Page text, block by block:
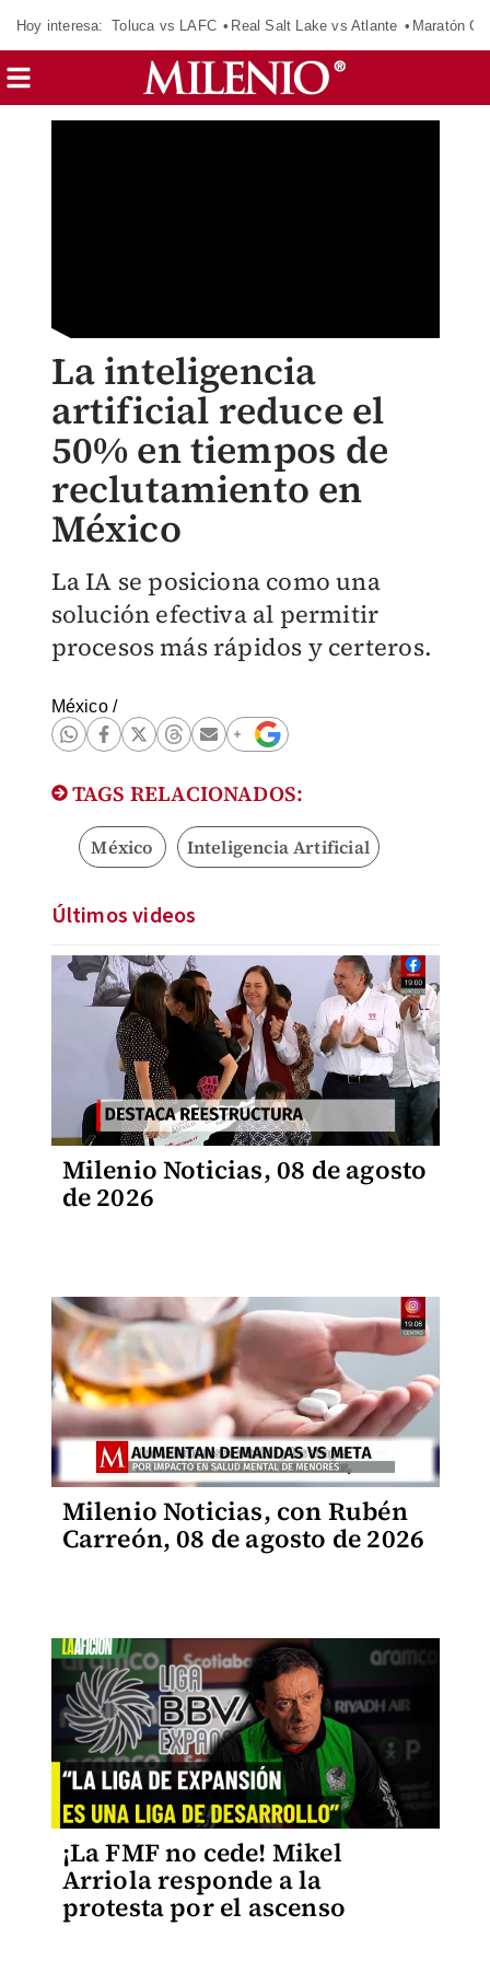
Hoy interesa: Toluca vs LAFC Real Salt Lake vs Atlante Maratón
La inteligencia
artificial reduce el
50% en tiempos de
reclutamiento en
México
La IA se posiciona como una
solución efectiva al permitir
procesos más rápidos y certeros.
México/
TAGS RELACIONADOS:
México Inteligencia Artificial
Últimos videos
Milenio Noticias, 08 de agosto
de 2026
Milenio Noticias, con Rubén
Carreón, 08 de agosto de 2026
¡La FMF no cede! Mikel
Arriola responde a la
protesta por el ascenso